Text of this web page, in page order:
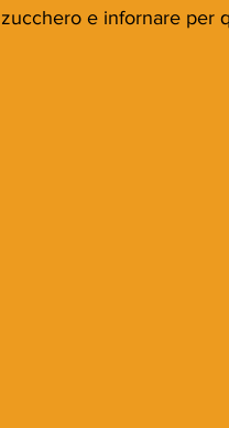
zucchero e infornare per